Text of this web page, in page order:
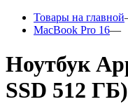
Товары на главной
MacBook Pro 16
Ноутбук
SSD 512